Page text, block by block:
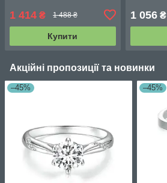
1 414 ₴ 1 488 ₴
Купити
1 056₴
Акційні пропозиції та новинки
–45% –45%